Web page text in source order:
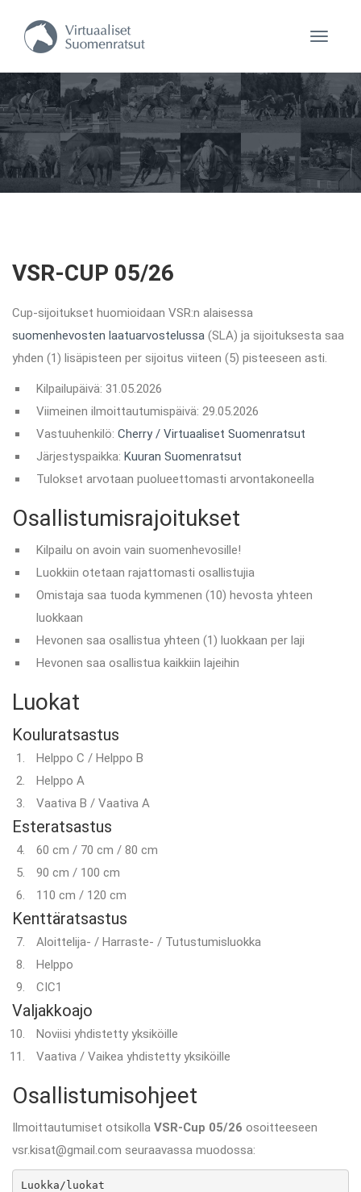
VSR-CUP 05/26
Cup-sijoitukset huomioidaan VSR:n alaisessa
suomenhevosten laatuarvostelussa (SLA) ja sijoituksesta saa
yhden (1) lisäpisteen per sijoitus viiteen (5) pisteeseen asti.
Kilpailupäivä: 31.05.2026
Viimeinen ilmoittautumispäivä: 29.05.2026
Vastuuhenkilö: Cherry / Virtuaaliset Suomenratsut
Järjestyspaikka: Kuuran Suomenratsut
Tulokset arvotaan puolueettomasti arvontakoneella
Osallistumisrajoitukset
Kilpailu on avoin vain suomenhevosille!
Luokkiin otetaan rajattomasti osallistujia
Omistaja saa tuoda kymmenen (10) hevosta yhteen
luokkaan
Hevonen saa osallistua yhteen (1) luokkaan per laji
Hevonen saa osallistua kaikkiin lajeihin
Luokat
Kouluratsastus
Helppo C / Helppo B
Helppo A
Vaativa B / Vaativa A
Esteratsastus
60 cm / 70 cm / 80 cm
90 cm / 100 cm
110 cm / 120 cm
Kenttäratsastus
Aloittelija- / Harraste- / Tutustumisluokka
Helppo
CIC1
Valjakkoajo
Noviisi yhdistetty yksiköille
Vaativa / Vaikea yhdistetty yksiköille
Osallistumisohjeet
Ilmoittautumiset otsikolla VSR-Cup 05/26 osoitteeseen
vsr.kisat@gmail.com seuraavassa muodossa:
Luokka/luokat